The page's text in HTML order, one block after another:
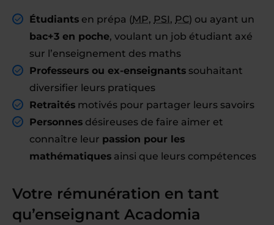
Étudiants en prépa (MP, PSI, PC) ou ayant un
bac+3 en poche, voulant un job étudiant axé
sur l’enseignement des maths
Professeurs ou ex-enseignants souhaitant
diversifier leurs pratiques
Retraités motivés pour partager leurs savoirs
Personnes désireuses de faire aimer et
connaître leur passion pour les
mathématiques ainsi que leurs compétences
Votre rémunération en tant
qu’enseignant Acadomia